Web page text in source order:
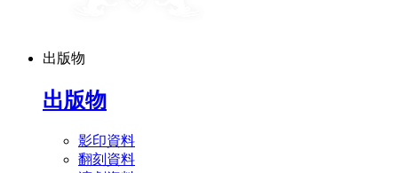
出版物
出版物
影印資料
翻刻資料